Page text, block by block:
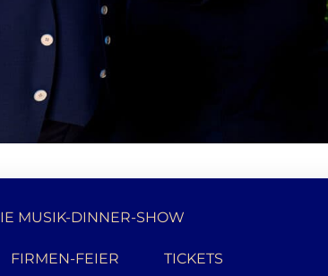
MUSIK-DINNER-SHOW
FIRMEN-FEIER TICKETS